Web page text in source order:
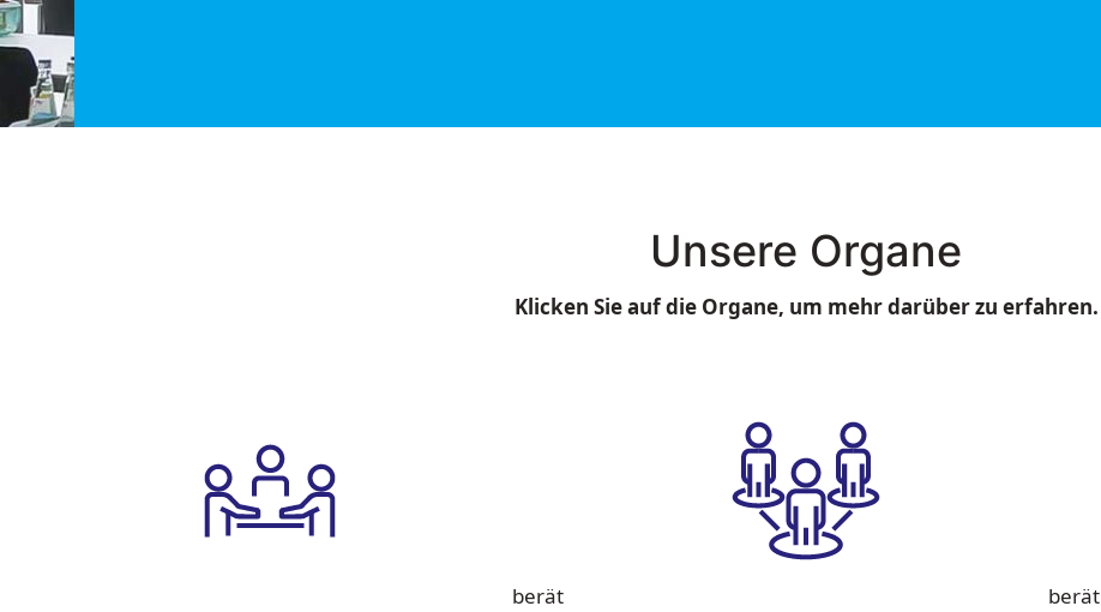
Unsere Organe
Klicken Sie auf die Organe, um mehr darüber zu erfahren.
berät berät